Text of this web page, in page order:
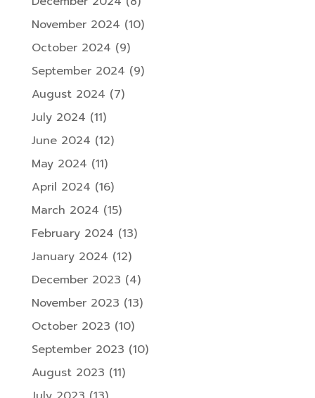
November 2024 (10)
October 2024 (9)
September 2024 (9)
August 2024 (7)
July 2024 (11)
June 2024 (12)
May 2024 (11)
April 2024 (16)
March 2024 (15)
February 2024 (13)
January 2024 (12)
December 2023 (4)
November 2023 (13)
October 2023 (10)
September 2023 (10)
August 2023 (11)